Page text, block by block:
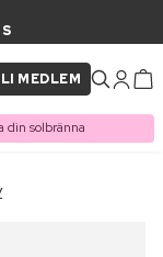
MEDLEM
din solbränna
med